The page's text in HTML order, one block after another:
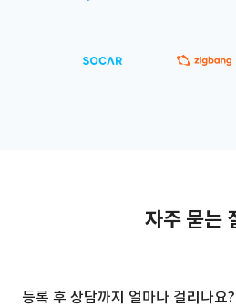
자주 묻는
등록 후 상담까지 얼마나 걸리나요?